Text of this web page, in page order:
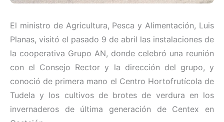
El ministro de Agricultura, Pesca y Alimentación, Luis
Planas, visitó el pasado 9 de abril las instalaciones de
la cooperativa Grupo AN, donde celebró una reunión
con el Consejo Rector y la dirección del grupo, y
conoció de primera mano el Centro Hortofrutícola de
Tudela y los cultivos de brotes de verdura en los
invernaderos de última generación de Centex en